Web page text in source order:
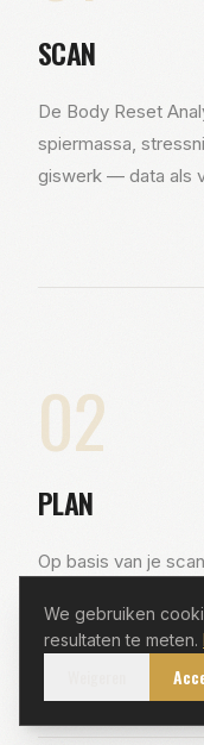
SCAN
De Body Reset
spiermassa,
giswerk — data als
02
PLAN
Op basis van je
op jouw situatie.
We gebruiken
resultaten te meten.